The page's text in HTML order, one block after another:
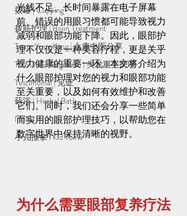
拔罐 | Cupping
拨筋护理 | Bojin Treatment
Team Yong Kang | 永康中医分享
TCM Hair Regrowth | 头发重生护理
Testimonial | 见证
药浴 | Herbal Bath
Indiba
小儿推拿 l Kid Tuina
光线不足、长时间暴露在电子屏幕
前、错误的用眼习惯都可能导致视力
减弱和眼部功能下降。因此，眼部护
理不仅仅是一种美容疗程，更是关乎
视力健康的重要一环。本文将介绍为
什么眼部护理对您的视力和眼部功能
至关重要，以及如何有效维护和改善
它们。同时，我们还会分享一些简单
而实用的眼部护理技巧，以帮助您在
数字世界中保持清晰的视野。
为什么需要眼部复养疗法